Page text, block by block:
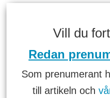
Vill du
Redan
Som prenumerant
till artikeln och